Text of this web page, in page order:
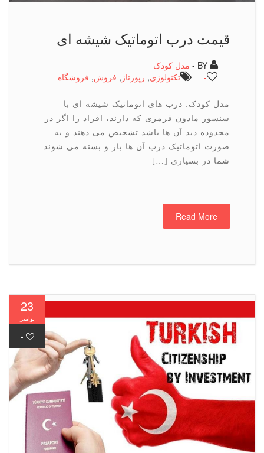
قیمت درب اتوماتیک شیشه ای
مدل کودک
تكنولوژی,رپورتاژ, فروش, فروشگاه
مدل کودک: درب های اتوماتیک شیشه ای با
سنسور مادون قرمزی که دارند، افراد را اگر در
محدوده دید آن ها باشد تشخیص می دهند و به
صورت اتوماتیک درب آن ها باز و بسته می شوند.
شما در بسیاری […]
Read More
23
نوامبر
-